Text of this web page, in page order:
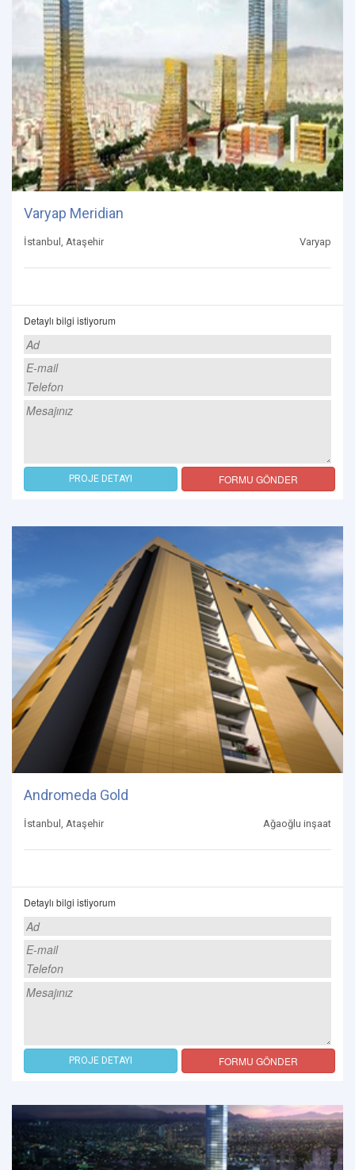
Varyap Meridian
İstanbul, Ataşehir Varyap
Detaylı bilgi istiyorum
PROJE DETAYI FORMU GÖNDER
Andromeda Gold
İstanbul, Ataşehir Ağaoğlu inşaat
Detaylı bilgi istiyorum
PROJE DETAYI FORMU GÖNDER